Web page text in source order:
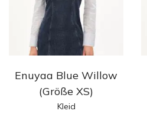
Enuyaa Blue Willow
(Größe XS)
Kleid